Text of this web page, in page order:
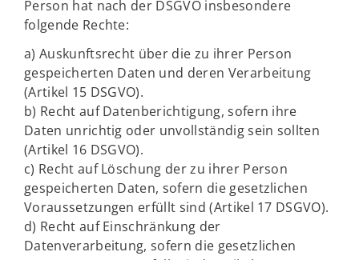
Person hat nach der DSGVO insbesondere
folgende Rechte:
a) Auskunftsrecht über die zu ihrer Person
gespeicherten Daten und deren Verarbeitung
(Artikel 15 DSGVO).
b) Recht auf Datenberichtigung, sofern ihre
Daten unrichtig oder unvollständig sein sollten
(Artikel 16 DSGVO).
c) Recht auf Löschung der zu ihrer Person
gespeicherten Daten, sofern die gesetzlichen
Voraussetzungen erfüllt sind (Artikel 17 DSGVO).
d) Recht auf Einschränkung der
Datenverarbeitung, sofern die gesetzlichen